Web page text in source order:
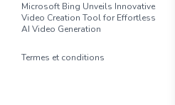
Microsoft Bing Unveils Innovative
Video Creation Tool for Effortless
AI Video Generation
Termes et conditions